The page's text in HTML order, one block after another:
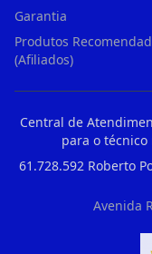
Garantia
Produtos
(Afiliados)
Central de
para o
61.728.592 Roberto
Avenida